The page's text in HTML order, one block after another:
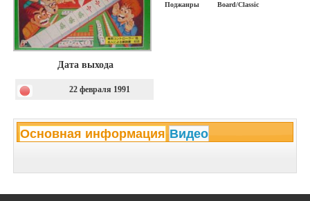
Дата выхода
22 февраля 1991
Поджанры Board/Classic
Основная информация Видео